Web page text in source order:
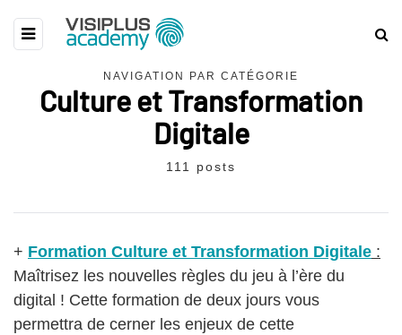
NAVIGATION PAR CATÉGORIE
Culture et Transformation
Digitale
111 posts
+ Formation Culture et Transformation Digitale :
Maîtrisez les nouvelles règles du jeu à l’ère du
digital ! Cette formation de deux jours vous
permettra de cerner les enjeux de cette